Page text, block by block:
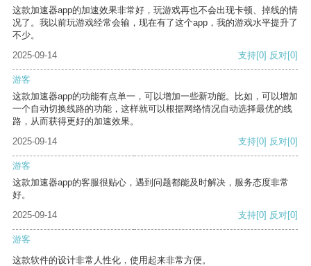
这款加速器app的加速效果非常好，玩游戏再也不会出现卡顿、掉线的情
况了。我以前玩游戏经常会输，现在有了这个app，我的游戏水平提升了
不少。
2025-09-14
支持[0] 反对[0]
游客
这款加速器app的功能有点单一，可以增加一些新功能。比如，可以增加
一个自动切换线路的功能，这样就可以根据网络情况自动选择最优的线
路，从而获得更好的加速效果。
2025-09-14
支持[0] 反对[0]
游客
这款加速器app的客服很贴心，遇到问题都能及时解决，服务态度非常
好。
2025-09-14
支持[0] 反对[0]
游客
这款软件的设计非常人性化，使用起来非常方便。